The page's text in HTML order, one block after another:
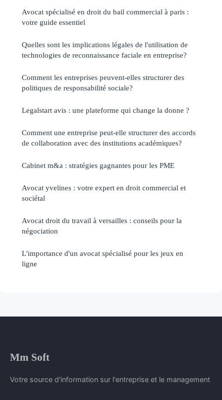
Avocat spécialisé en droit du bail commercial à paris :
votre guide essentiel
Quelles sont les implications légales de l'utilisation de
technologies de reconnaissance faciale en entreprise?
Comment les entreprises peuvent-elles structurer des
politiques de responsabilité sociale?
Legalstart avis : une plateforme qui change la donne ?
Comment une entreprise peut-elle structurer des accords
de collaboration avec des institutions académiques?
Cabinet m&a : stratégies gagnantes pour les PME
Avocat yvelines : votre expert en droit commercial et
sociétal
Avocat droit du travail à versailles : conseils pour la
négociation
L'importance d'un avocat spécialisé pour les jeux en
ligne
Mm Soft
Votre source d'information sur l'entreprise et le management